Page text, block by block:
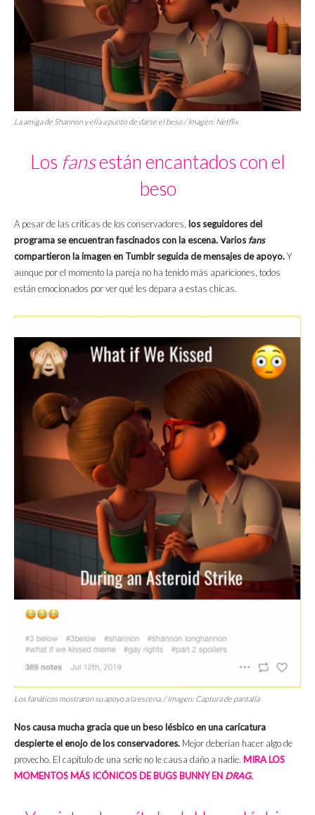
La amiga de Shannon y ella a punto de darse el beso / Imagen: Netflix
Los fansestán encantados con el
beso
A pesar de las críticas de los conservadores, los seguidores del
programa se encuentran fascinados con la escena. Varios fans
compartieron la imagen en Tumblr seguida de mensajes de apoyo.Y
aunque por el momento la pareja no ha tenido más apariciones, todos
están emocionados por ver qué les depara a estas chicas.
Los fanáticos mostraron su apoyo a la escena. / Imagen: Captura de pantalla
Nos causa mucha gracia que un beso lésbico en una caricatura
despierte el enojo de los conservadores. Mejor deberían hacer algo de
provecho. El capítulo de una serie no le causa daño a nadie. MIRA LOS
MOMENTOS MÁS ICÓNICOS DE BUGS BUNNY EN DRAG.